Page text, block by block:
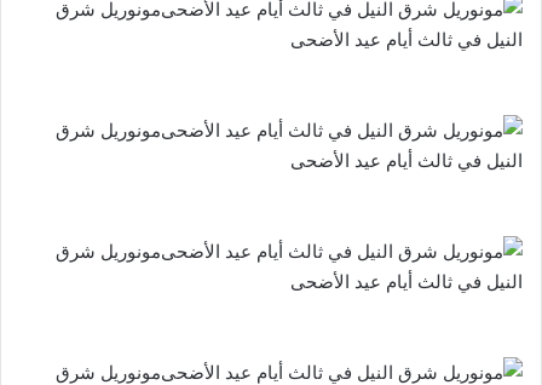
مونوريل شرق
النيل في ثالث أيام عيد الأضحى
مونوريل شرق
النيل في ثالث أيام عيد الأضحى
مونوريل شرق
النيل في ثالث أيام عيد الأضحى
مونوريل شرق